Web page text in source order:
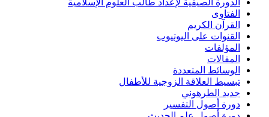
الفتاوى
القرآن الكريم
القنوات على اليوتيوب
المؤلفات
المقالات
الوسائط المتعددة
تبسيط العلاقة الزوجية للأطفال
جديد الطرهوني
دورة أصول التفسير